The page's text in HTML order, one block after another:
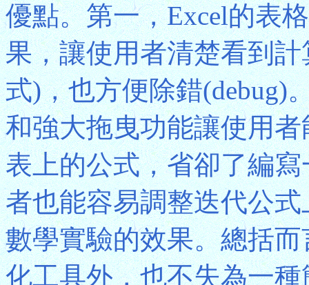
優點。第一，Excel的表
果，讓使用者清楚看到
式)，也方便除錯(debug)
和強大拖曳功能讓使用
表上的公式，省卻了編
者也能容易調整迭代公
數學實驗的效果。總括
化工具外，也不失為一